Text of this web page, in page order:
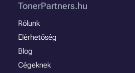
TonerPartners.hu
Rólunk
Elérhetőség
Blog
Cégeknek